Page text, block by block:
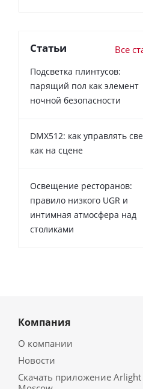
Статьи Все
Подсветка плинтусов:
парящий пол как элемент
ночной безопасности
DMX512: как управлять
как на сцене
Освещение ресторанов:
правило низкого UGR и
интимная атмосфера над
столиками
Компания
О компании
Новости
Скачать приложение Arlight